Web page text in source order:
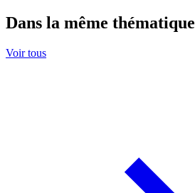
Dans la même thématique
Voir tous